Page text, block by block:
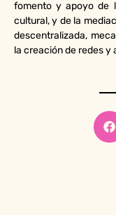
fomento y apoyo de
cultural, y de la
descentralizada,
la creación de redes y